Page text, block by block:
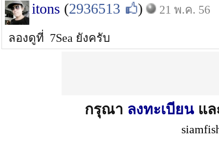
itons (2936513 ) 21 พ.ค. 56
ลองดูที่ 7Sea ยังครับ
กรุณา ลงทะเบียน แ